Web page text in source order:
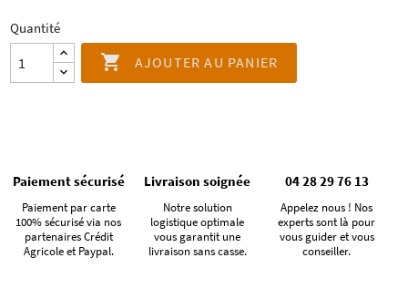
Quantité
 AJOUTER AU PANIER
Paiement sécurisé
Paiement par carte
100% sécurisé via nos
partenaires Crédit
Agricole et Paypal.
Livraison soignée
Notre solution
logistique optimale
vous garantit une
livraison sans casse.
04 28 29 76 13
Appelez nous ! Nos
experts sont là pour
vous guider et vous
conseiller.